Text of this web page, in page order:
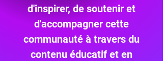
d'inspirer, de soutenir et
d'accompagner cette
communauté à travers du
contenu éducatif et en